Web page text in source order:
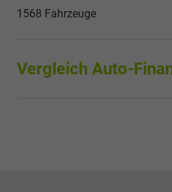
1568 Fahrzeuge
Vergleich Auto-